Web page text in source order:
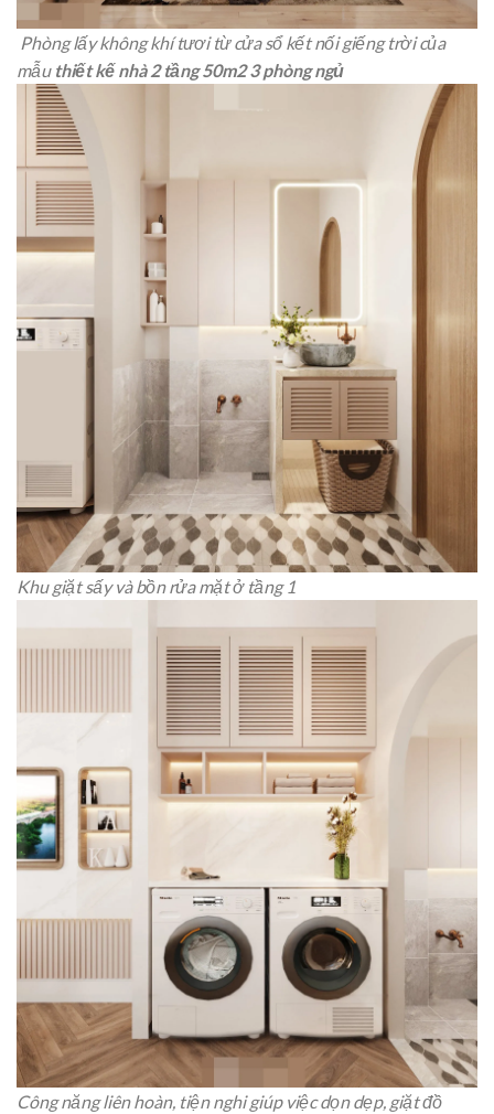
Phòng lấy không khí tươi từ cửa sổ kết nối giếng trời của
mẫu thiết kế nhà 2 tầng 50m2 3 phòng ngủ
Khu giặt sấy và bồn rửa mặt ở tầng 1
Công năng liên hoàn, tiện nghi giúp việc dọn dẹp, giặt đồ